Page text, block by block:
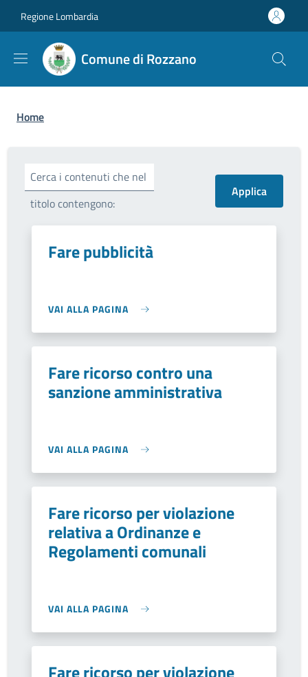
Regione Lombardia
Comune di Rozzano
Briciole di pane
Home
Cerca i contenuti che nel
titolo contengono:
Fare pubblicità
VAI ALLA PAGINA
Fare ricorso contro una
sanzione amministrativa
VAI ALLA PAGINA
Fare ricorso per violazione
relativa a Ordinanze e
Regolamenti comunali
VAI ALLA PAGINA